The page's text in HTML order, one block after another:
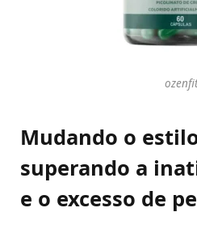
ozenfit
Mudando o
superando a
e o excesso de